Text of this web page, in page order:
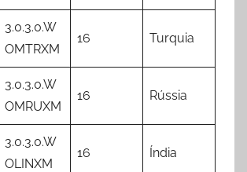
3.0.3.0.W
OMTRXM
16 Turquia
3.0.3.0.W
OMRUXM
16 Rússia
3.0.3.0.W
OLINXM
16 Índia